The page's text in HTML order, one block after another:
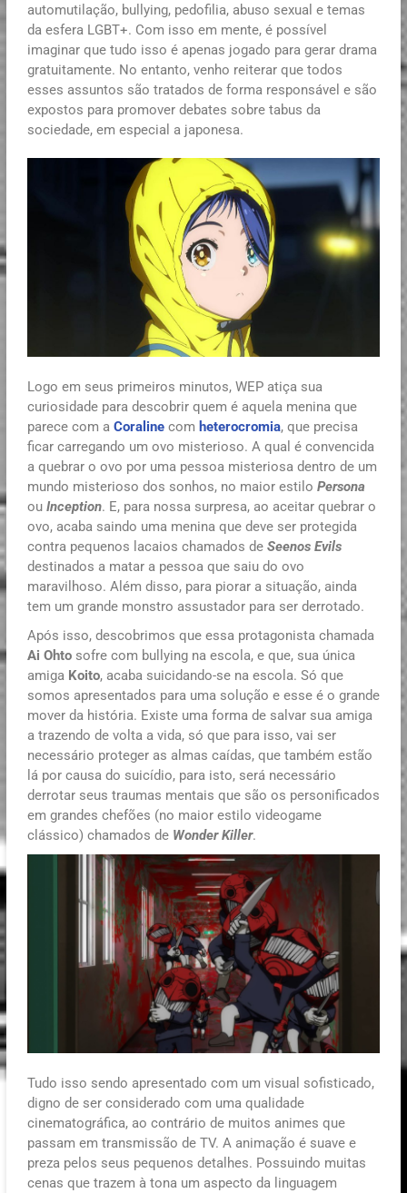
automutilação, bullying, pedofilia, abuso sexual e temas
da esfera LGBT+. Com isso em mente, é possível
imaginar que tudo isso é apenas jogado para gerar drama
gratuitamente. No entanto, venho reiterar que todos
esses assuntos são tratados de forma responsável e são
expostos para promover debates sobre tabus da
sociedade, em especial a japonesa.
Logo em seus primeiros minutos, WEP atiça sua
curiosidade para descobrir quem é aquela menina que
parece com a Coraline com heterocromia, que precisa
ficar carregando um ovo misterioso. A qual é convencida
a quebrar o ovo por uma pessoa misteriosa dentro de um
mundo misterioso dos sonhos, no maior estilo Persona
ou Inception. E, para nossa surpresa, ao aceitar quebrar o
ovo, acaba saindo uma menina que deve ser protegida
contra pequenos lacaios chamados de Seenos Evils
destinados a matar a pessoa que saiu do ovo
maravilhoso. Além disso, para piorar a situação, ainda
tem um grande monstro assustador para ser derrotado.
Após isso, descobrimos que essa protagonista chamada
Ai Ohtosofre com bullying na escola, e que, sua única
amiga Koito, acaba suicidando-se na escola. Só que
somos apresentados para uma solução e esse é o grande
mover da história. Existe uma forma de salvar sua amiga
a trazendo de volta a vida, só que para isso, vai ser
necessário proteger as almas caídas, que também estão
lá por causa do suicídio, para isto, será necessário
derrotar seus traumas mentais que são os personificados
em grandes chefões (no maior estilo videogame
clássico) chamados de Wonder Killer.
Tudo isso sendo apresentado com um visual sofisticado,
digno de ser considerado com uma qualidade
cinematográfica, ao contrário de muitos animes que
passam em transmissão de TV. A animação é suave e
preza pelos seus pequenos detalhes. Possuindo muitas
cenas que trazem à tona um aspecto da linguagem